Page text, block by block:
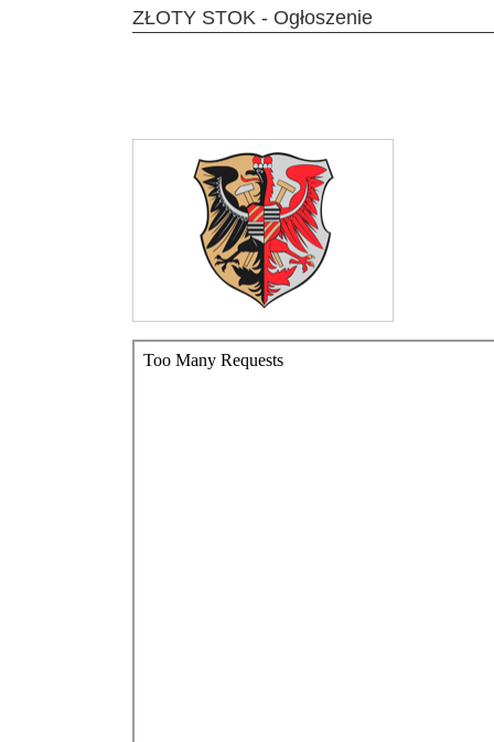
ZŁOTY STOK - Ogłoszenie